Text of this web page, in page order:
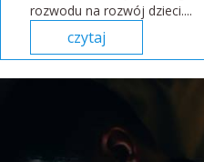
rozwodu na rozwój dzieci....
czytaj